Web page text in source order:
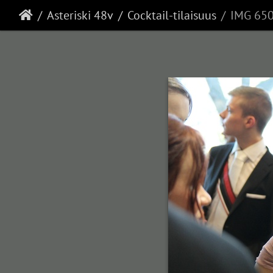
Asteriski 48v Cocktail-tilaisuus IMG